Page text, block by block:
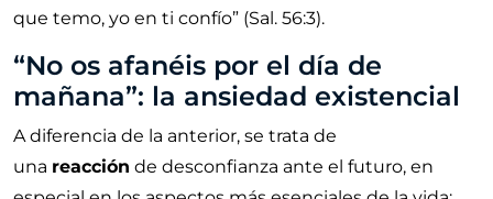
que temo, yo en ti confío (Sal. 56:3).
No os afanéis por el día de
mañana : la ansiedad existencial
A diferencia de la anterior, se trata de
una reacción de desconfianza ante el futuro, en